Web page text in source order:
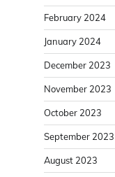
February 2024
January 2024
December 2023
November 2023
October 2023
September 2023
August 2023